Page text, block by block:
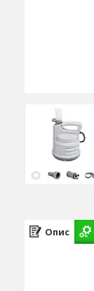
Опис